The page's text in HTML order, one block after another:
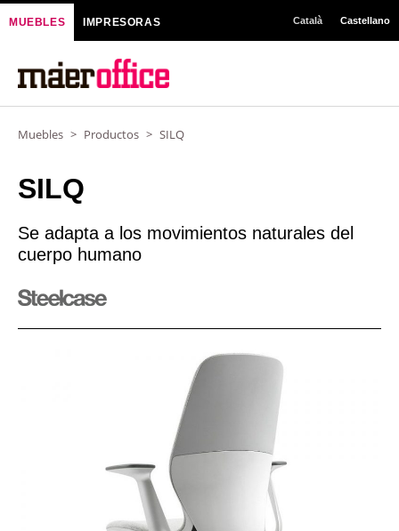
contenido
MUEBLES IMPRESORAS Català Castellano
Muebles > Productos > SILQ
SILQ
Se adapta a los movimientos naturales del
cuerpo humano